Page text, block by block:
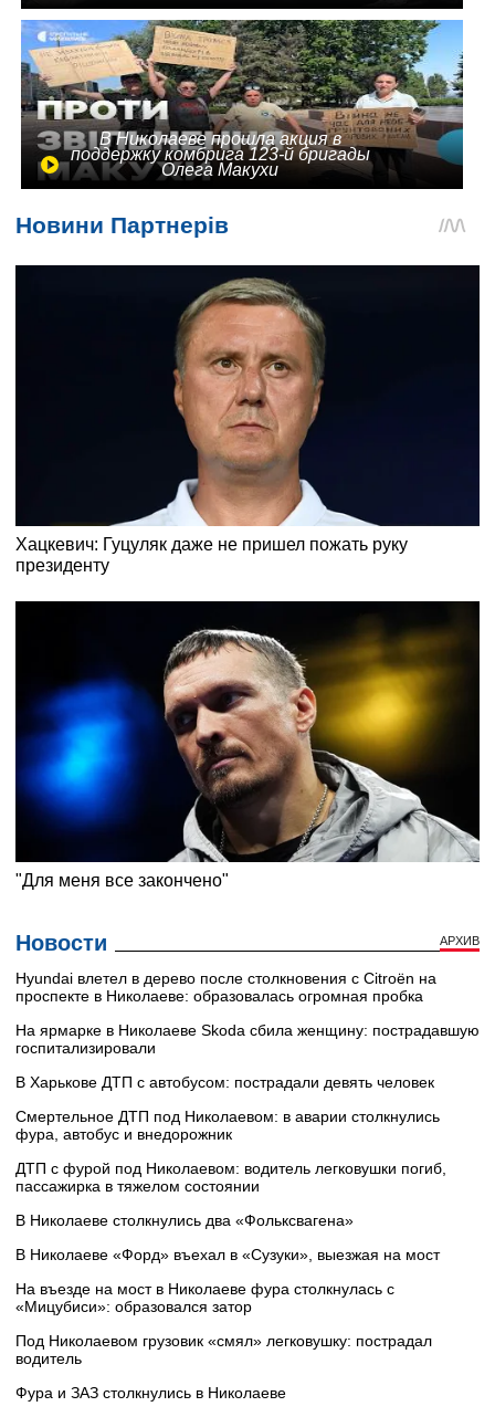
В Николаеве прошла акция в
поддержку комбрига 123-й бригады
Олега Макухи
Новости АРХИВ
Hyundai влетел в дерево после столкновения с Citroën на
проспекте в Николаеве: образовалась огромная пробка
На ярмарке в Николаеве Skoda сбила женщину: пострадавшую
госпитализировали
В Харькове ДТП с автобусом: пострадали девять человек
Смертельное ДТП под Николаевом: в аварии столкнулись
фура, автобус и внедорожник
ДТП с фурой под Николаевом: водитель легковушки погиб,
пассажирка в тяжелом состоянии
В Николаеве столкнулись два «Фольксвагена»
В Николаеве «Форд» въехал в «Сузуки», выезжая на мост
На въезде на мост в Николаеве фура столкнулась с
«Мицубиси»: образовался затор
Под Николаевом грузовик «смял» легковушку: пострадал
водитель
Фура и ЗАЗ столкнулись в Николаеве